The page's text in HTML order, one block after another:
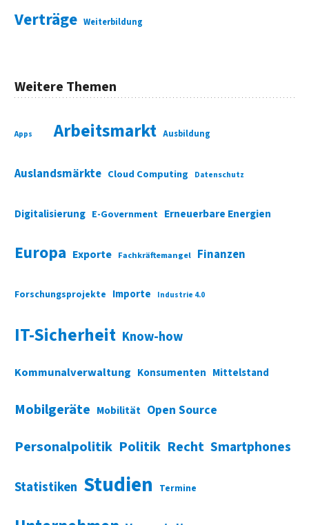
Verträge Weiterbildung
Weitere Themen
Apps Arbeitsmarkt Ausbildung
Auslandsmärkte Cloud Computing Datenschutz
Digitalisierung E-Government Erneuerbare Energien
Europa Exporte Fachkräftemangel Finanzen
Forschungsprojekte Importe Industrie 4.0
IT-Sicherheit Know-how
Kommunalverwaltung Konsumenten Mittelstand
Mobilgeräte Mobilität Open Source
Personalpolitik Politik Recht Smartphones
Statistiken Studien Termine